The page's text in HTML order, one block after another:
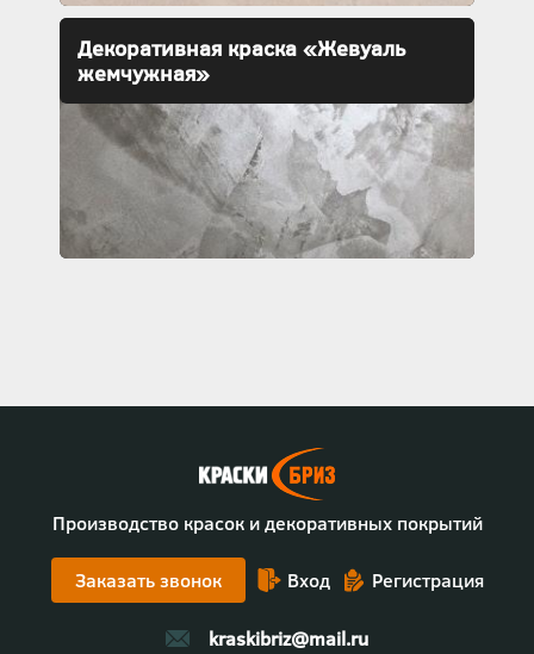
Декоративная краска «Жевуаль
жемчужная»
Производство красок и декоративных покрытий
Заказать звонок Вход Регистрация
kraskibriz@mail.ru